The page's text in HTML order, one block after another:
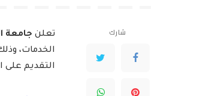
شارك تعلن جامعة
الخدمات،
التقديم